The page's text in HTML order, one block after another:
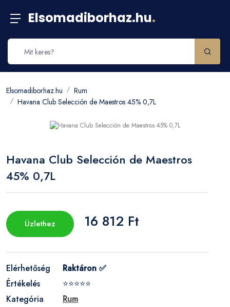
Elsomadiborhaz.hu.
Elsomadiborhaz.hu
Rum
Havana Club Selección de Maestros 45% 0,7L
Havana Club Selección de Maestros
45% 0,7L
Üzlethez 16 812 Ft
Elérhetőség
Raktáron ✅
Értékelés
⭐⭐⭐⭐⭐
Kategória
Rum